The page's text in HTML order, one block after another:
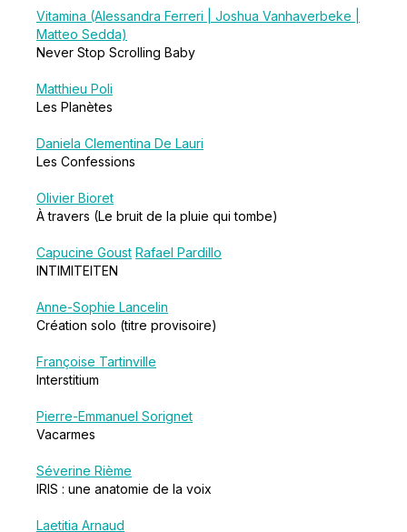
Vitamina (Alessandra Ferreri | Joshua Vanhaverbeke |
Matteo Sedda)
Never Stop Scrolling Baby
Matthieu Poli
Les Planètes
Daniela Clementina De Lauri
Les Confessions
Olivier Bioret
À travers (Le bruit de la pluie qui tombe)
Capucine Goust Rafael Pardillo
INTIMITEITEN
Anne-Sophie Lancelin
Création solo (titre provisoire)
Françoise Tartinville
Interstitium
Pierre-Emmanuel Sorignet
Vacarmes
Séverine Rième
IRIS : une anatomie de la voix
Laetitia Arnaud